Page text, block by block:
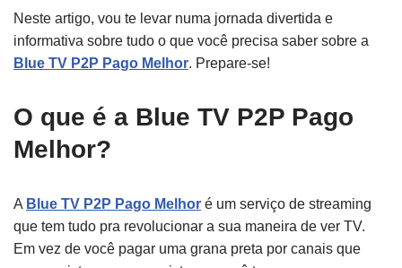
Neste artigo, vou te levar numa jornada divertida e
informativa sobre tudo o que você precisa saber sobre a
Blue TV P2P Pago Melhor. Prepare-se!
O que é a Blue TV P2P Pago
Melhor?
A Blue TV P2P Pago Melhor é um serviço de streaming
que tem tudo pra revolucionar a sua maneira de ver TV.
Em vez de você pagar uma grana preta por canais que